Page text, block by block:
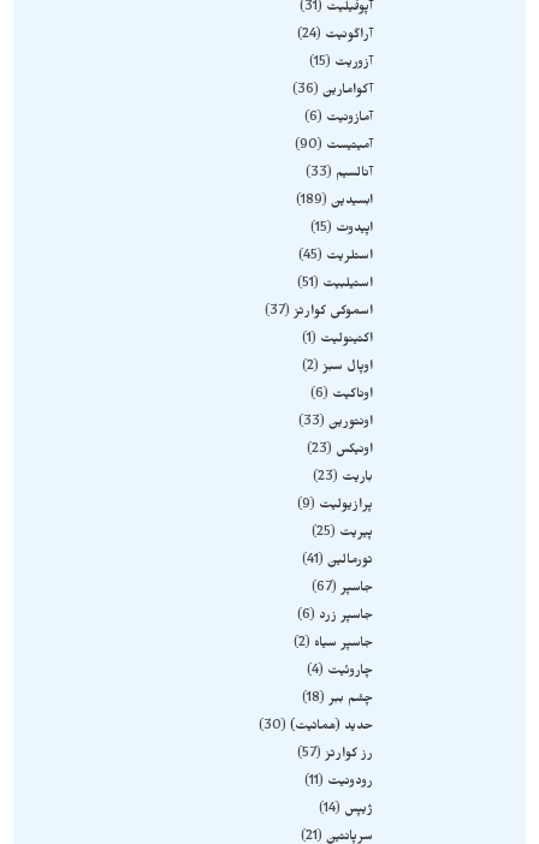
آپوفیلیت
31
آراگونیت
24
آزوریت
15
آکوامارین 36
آمازونیت
6
آمیتیست
90
آنالسیم
33
ابسیدین 189
اپیدوت
15
استلریت
45
استیلبیت
51
اسموکی کوارتز 37
اکتینولیت
1
اوپال سبز 2
اوناکیت
6
اونتورین 33
اونیکس
23
باریت
23
پرازیولیت
9
پیریت
25
تورمالین 41
جاسپر 67
جاسپر زرد
6
جاسپر سیاه
2
چاروئیت
4
چشم ببر 18
حدید (هماتیت) 30
رز کوارتز 57
رودونیت
11
ژیپس
14
سرپانتین 21